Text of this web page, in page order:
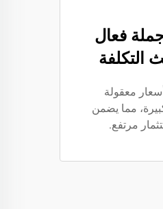
فعال
التكلفة
معقولة
مما يضمن
مرتفع.